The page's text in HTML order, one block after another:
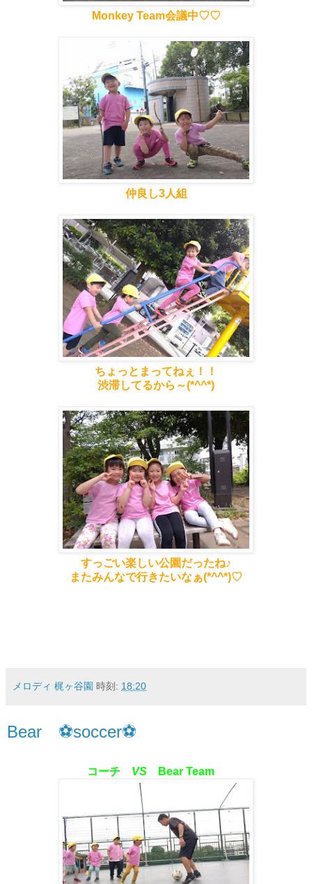
Monkey Team会議中♡♡
仲良し3人組
ちょっとまってねぇ！！
渋滞してるから～(*^^*)
すっごい楽しい公園だったね♪
またみんなで行きたいなぁ(*^^*)♡
メロディ 梶ヶ谷園 時刻: 18:20
Bear ⚽soccer⚽
コーチ VSBear Team